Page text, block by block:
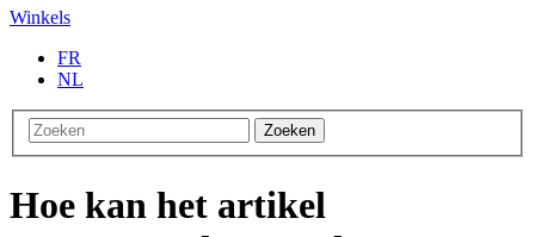
Winkels
FR
NL
Zoeken
Hoe kan het artikel